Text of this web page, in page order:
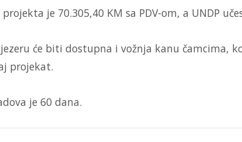
je 70.305,40 KM sa PDV-om, a UNDP
će biti dostupna i vožnja kanu čamcima,
projekat.
je 60 dana.